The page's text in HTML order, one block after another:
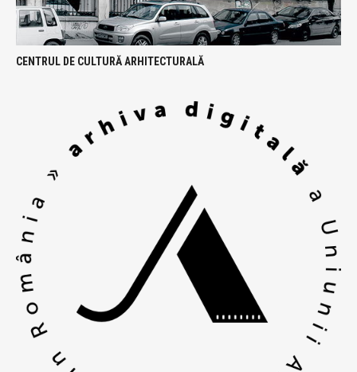
CENTRUL DE CULTURĂ ARHITECTURALĂ